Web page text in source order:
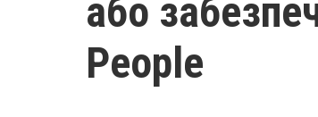
або
People